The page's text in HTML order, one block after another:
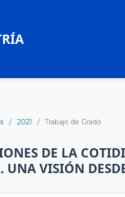
/ 2021 / Trabajo de Grado
DE LA
UNA VISIÓN